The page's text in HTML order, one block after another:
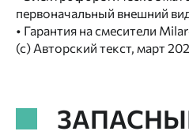
первоначальный внешний
• Гарантия на смесители
(с) Авторский текст, март